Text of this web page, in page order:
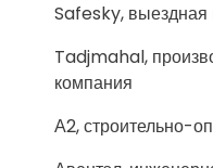
Safesky,
Tadjmahal,
компания
А2, строительно-